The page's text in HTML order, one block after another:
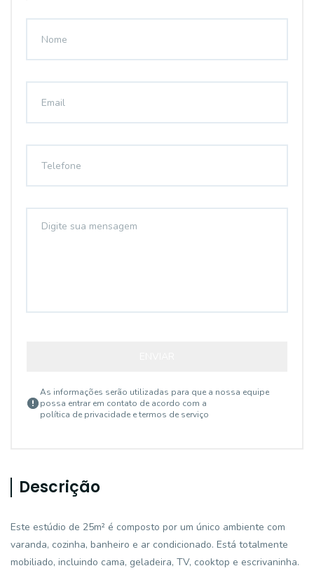
As informações serão utilizadas para que a nossa equipe
possa entrar em contato de acordo com a
política de privacidade e termos de serviço
Descrição
Este estúdio de 25m² é composto por um único ambiente com
varanda, cozinha, banheiro e ar condicionado. Está totalmente
mobiliado, incluindo cama, geladeira, TV, cooktop e escrivaninha.